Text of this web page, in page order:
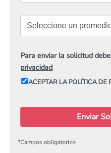
Para enviar la solicitud
privacidad
ACEPTAR LA POLÍTICA DE
Enviar
*Campos obligatorios